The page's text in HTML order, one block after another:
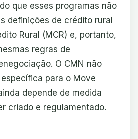
que esses programas não
definições de crédito rural
Rural (MCR) e, portanto,
regras de
O CMN não
para o Move
depende de medida
criado e regulamentado.